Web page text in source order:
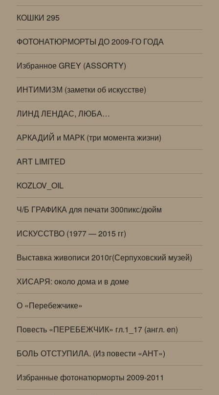
КОШКИ 295
ФОТОНАТЮРМОРТЫ ДО 2009-ГО ГОДА
Избранное GREY (ASSORTY)
ИНТИМИЗМ (заметки об искусстве)
ЛИНД ЛЕНДАС, ЛЮБА…
АРКАДИЙ и МАРК (три момента жизни)
ART LIMITED
KOZLOV_OIL
Ч/Б ГРАФИКА для печати 300пикс/дюйм
ИСКУССТВО (1977 — 2015 гг)
Выставка живописи 2010г(Серпуховский музей)
ХИСАРЯ: около дома и в доме
О «Перебежчике»
Повесть «ПЕРЕБЕЖЧИК» гл.1_17 (англ. en)
БОЛЬ ОТСТУПИЛА. (Из повести «АНТ»)
Избранные фотонатюрморты 2009-2011